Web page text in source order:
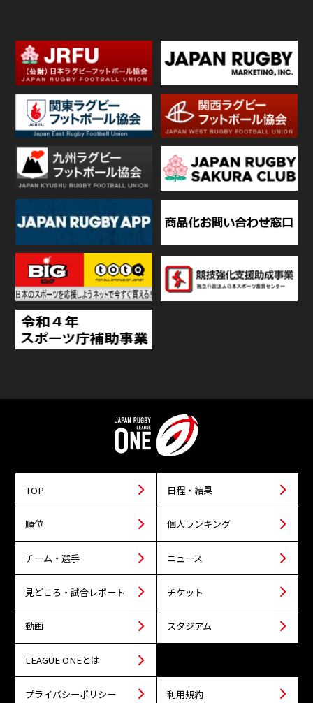
TOP 日程・結果
順位 個人ランキング
チーム・選手 ニュース
見どころ・試合レポート チケット
動画 スタジアム
LEAGUE ONEとは
プライバシーポリシー 利用規約